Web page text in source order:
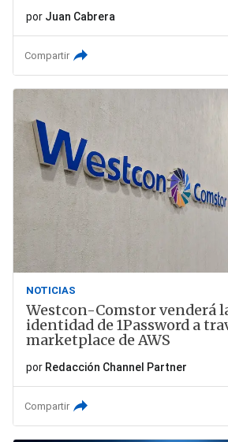
por Juan Cabrera
Compartir
NOTICIAS
Westcon-Comstor venderá
identidad de 1Password a
marketplace de AWS
por Redacción Channel Partner
Compartir